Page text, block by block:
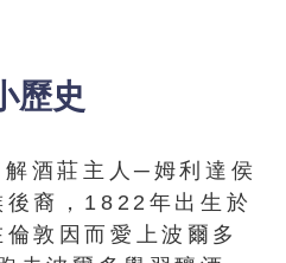
歷史
酒莊主人─姆利達侯
後裔，1822年出生於
敦因而愛上波爾多